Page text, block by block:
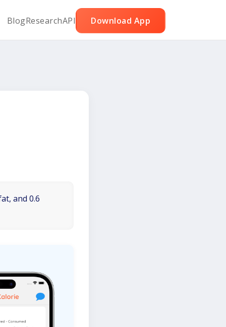
BlogResearchAPI Download App
and 0.6